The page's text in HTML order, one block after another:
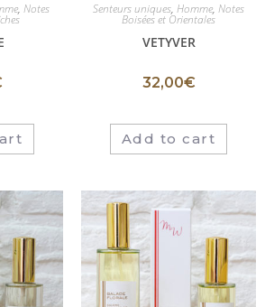
, Notes Senteurs uniques, Homme, Notes
Boisées et Orientales
VETYVER
32,00€
Add to cart